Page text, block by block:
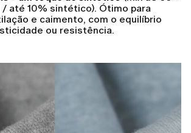
até 10% sintético). Ótimo para
e caimento, com o equilíbrio
ou resistência.